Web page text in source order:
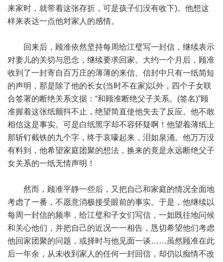
来家时，就带着这张存折，可是孩子们没有收下)。他想这
样来表达一点他对家人的感情。
回来后，顾准依然坚持每周给江璧写一封信，继续表示
对妻儿的关切与思念，继续要求回家。大约一个月后，顾准
收到了一封寄自百万庄的薄薄的来信。信封中只有一纸简短
的声明，那是除了他的长女(当时不在家)以外，四个子女联
合签署的断绝关系文据：“和顾准断绝父子关系。(签名)”顾
准握着这张纸颤抖不止，绝望简直使他失去了反应。他不敢
相信这是事实。可是白纸黑字却不容怀疑啊！他望着薄纸上
那斩钉截铁的九个字，终于哀嚎起来，泪如泉涌。他万万没
有料到，他希望家庭团聚的想法，换来的竟是永远断绝父子
女关系的一纸无情声明！
然而，顾准平静一些后，又把自己和家庭的情况全面地
考虑了一番，不愿意消极接受眼前的事实。于是，他继续以
每周一封信的频率，给江璧和子女们写信，一如既往地问候
和关心他们，并把自己的近况一一相告，恳切希望他们考虑
他回家团聚的问题，或择时与他见面一谈……虽然顾准在此
后一年余，从未收到家人的任何一封回信，却仍以痴情不改